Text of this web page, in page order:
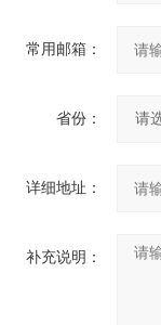
常用邮箱：
省份：
详细地址：
补充说明：